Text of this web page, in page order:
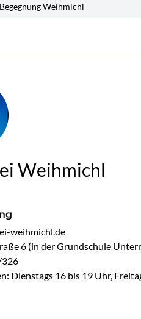
Weihmichl
Weihmichl
weihmichl.de
6 (in der Grundschule
326